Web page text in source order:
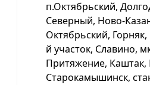
п.Октябрьский,
Северный, Ново-
Октябрьский,
й участок, Славино,
Притяжение, Каштак,
Старокамышинск,